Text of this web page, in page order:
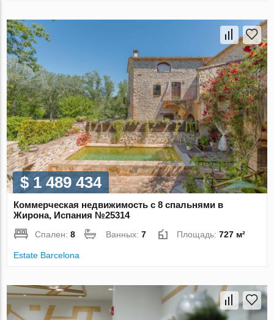
$ 1 489 434
Коммерческая недвижимость с 8 спальнями в
Жирона, Испания №25314
Спален:8 Ванных:7 Площадь:727 м²
Estate Barcelona